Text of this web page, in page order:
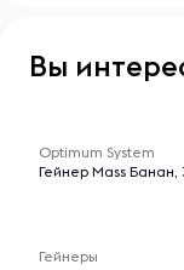
Вы
Optimum System
Гейнер Mass Банан,
Гейнеры